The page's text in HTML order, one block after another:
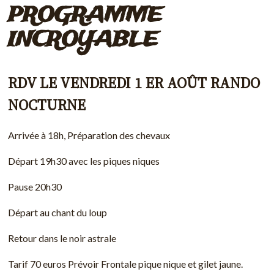
PROGRAMME
INCROYABLE
RDV LE VENDREDI 1 ER AOÛT RANDO
NOCTURNE
Arrivée à 18h, Préparation des chevaux
Départ 19h30 avec les piques niques
Pause 20h30
Départ au chant du loup
Retour dans le noir astrale
Tarif 70 euros Prévoir Frontale pique nique et gilet jaune.